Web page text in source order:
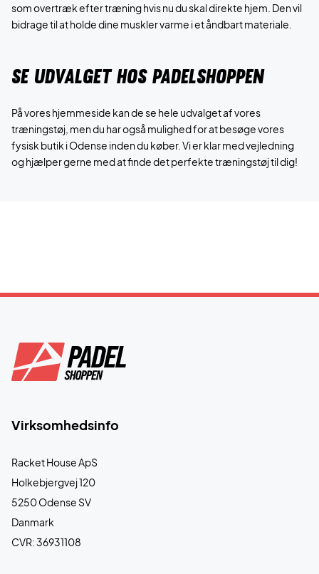
som overtræk efter træning hvis nu du skal direkte hjem. Den vil
bidrage til at holde dine muskler varme i et åndbart materiale.
SE UDVALGET HOS PADELSHOPPEN
På vores hjemmeside kan de se hele udvalget af vores
træningstøj, men du har også mulighed for at besøge vores
fysisk butik i Odense inden du køber. Vi er klar med vejledning
og hjælper gerne med at finde det perfekte træningstøj til dig!
Virksomhedsinfo
Racket House ApS
Holkebjergvej 120
5250 Odense SV
Danmark
CVR: 36931108